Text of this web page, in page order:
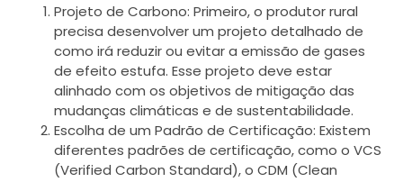
Projeto de Carbono: Primeiro, o produtor rural
precisa desenvolver um projeto detalhado de
como irá reduzir ou evitar a emissão de gases
de efeito estufa. Esse projeto deve estar
alinhado com os objetivos de mitigação das
mudanças climáticas e de sustentabilidade.
Escolha de um Padrão de Certificação: Existem
diferentes padrões de certificação, como o VCS
(Verified Carbon Standard), o CDM (Clean